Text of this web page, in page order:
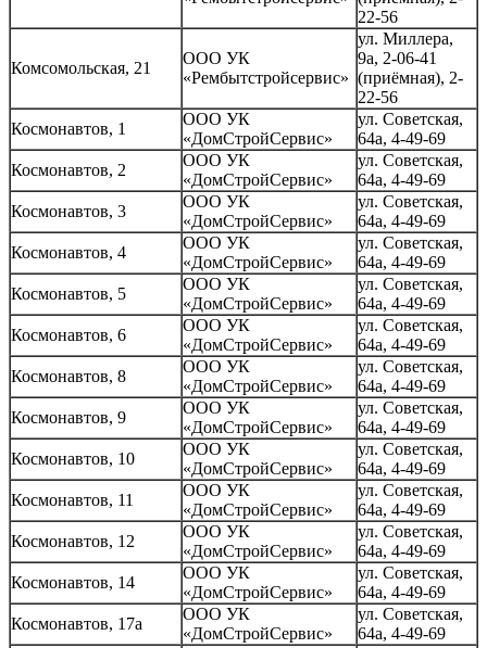
22-56
Комсомольская, 21
ООО УК
«Рембытстройсервис»
ул. Миллера,
9а, 2-06-41
(приёмная), 2-
22-56
Космонавтов, 1
ООО УК
«ДомСтройСервис»
ул. Советская,
64а, 4-49-69
Космонавтов, 2
ООО УК
«ДомСтройСервис»
ул. Советская,
64а, 4-49-69
Космонавтов, 3
ООО УК
«ДомСтройСервис»
ул. Советская,
64а, 4-49-69
Космонавтов, 4
ООО УК
«ДомСтройСервис»
ул. Советская,
64а, 4-49-69
Космонавтов, 5
ООО УК
«ДомСтройСервис»
ул. Советская,
64а, 4-49-69
Космонавтов, 6
ООО УК
«ДомСтройСервис»
ул. Советская,
64а, 4-49-69
Космонавтов, 8
ООО УК
«ДомСтройСервис»
ул. Советская,
64а, 4-49-69
Космонавтов, 9
ООО УК
«ДомСтройСервис»
ул. Советская,
64а, 4-49-69
Космонавтов, 10
ООО УК
«ДомСтройСервис»
ул. Советская,
64а, 4-49-69
Космонавтов, 11
ООО УК
«ДомСтройСервис»
ул. Советская,
64а, 4-49-69
Космонавтов, 12
ООО УК
«ДомСтройСервис»
ул. Советская,
64а, 4-49-69
Космонавтов, 14
ООО УК
«ДомСтройСервис»
ул. Советская,
64а, 4-49-69
Космонавтов, 17а
ООО УК
«ДомСтройСервис»
ул. Советская,
64а, 4-49-69